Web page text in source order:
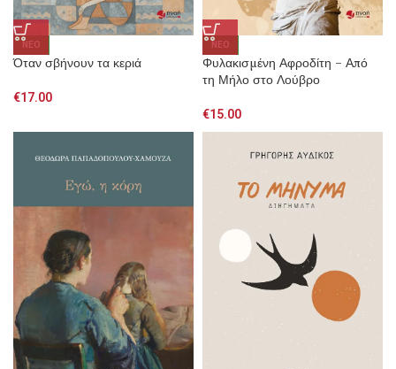
NEO
Όταν σβήνουν τα κεριά
€17.00
NEO
Φυλακισμένη Αφροδίτη – Από
τη Μήλο στο Λούβρο
€15.00